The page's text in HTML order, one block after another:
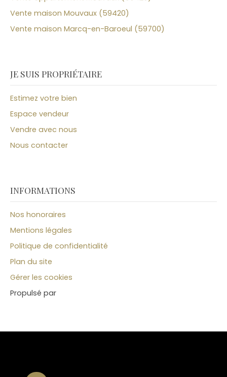
Vente maison Mouvaux (59420)
Vente maison Marcq-en-Baroeul (59700)
JE SUIS PROPRIÉTAIRE
Estimez votre bien
Espace vendeur
Vendre avec nous
Nous contacter
INFORMATIONS
Nos honoraires
Mentions légales
Politique de confidentialité
Plan du site
Gérer les cookies
Propulsé par